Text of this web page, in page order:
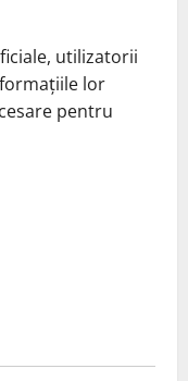
utilizatorii
lor
pentru